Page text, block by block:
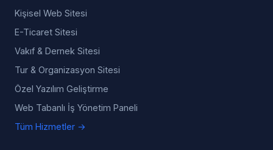
Kişisel Web Sitesi
E-Ticaret Sitesi
Vakıf & Dernek Sitesi
Tur & Organizasyon Sitesi
Özel Yazılım Geliştirme
Web Tabanlı İş Yönetim Paneli
Tüm Hizmetler →